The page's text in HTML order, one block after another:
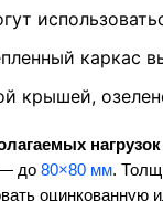
каркас
крышей,
до 80×80 мм.
оцинкованную